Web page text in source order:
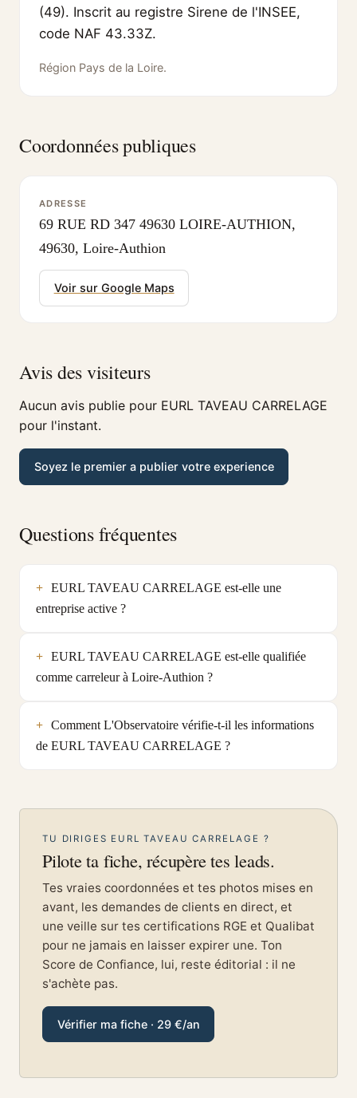
(49). Inscrit au registre Sirene de l'INSEE,
code NAF 43.33Z.
Région Pays de la Loire.
Coordonnées publiques
ADRESSE
69 RUE RD 347 49630 LOIRE-AUTHION,
49630, Loire-Authion
Voir sur Google Maps
Avis des visiteurs
Aucun avis publie pour EURL TAVEAU CARRELAGE
pour l'instant.
Soyez le premier a publier votre experience
Questions fréquentes
EURL TAVEAU CARRELAGE est-elle une
entreprise active ?
EURL TAVEAU CARRELAGE est-elle qualifiée
comme carreleur à Loire-Authion ?
Comment L'Observatoire vérifie-t-il les informations
de EURL TAVEAU CARRELAGE ?
TU DIRIGES EURL TAVEAU CARRELAGE ?
Pilote ta fiche, récupère tes leads.
Tes vraies coordonnées et tes photos mises en
avant, les demandes de clients en direct, et
une veille sur tes certifications RGE et Qualibat
pour ne jamais en laisser expirer une. Ton
Score de Confiance, lui, reste éditorial : il ne
s'achète pas.
Vérifier ma fiche · 29 €/an